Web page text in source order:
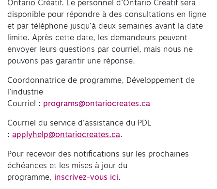
Ontario Créatif. Le personnel d’Ontario Créatif sera
disponible pour répondre à des consultations en ligne
et par téléphone jusqu’à deux semaines avant la date
limite. Après cette date, les demandeurs peuvent
envoyer leurs questions par courriel, mais nous ne
pouvons pas garantir une réponse.
Coordonnatrice de programme, Développement de
l’industrie
Courriel : programs@ontariocreates.ca
Courriel du service d’assistance du PDL
: applyhelp@ontariocreates.ca.
Pour recevoir des notifications sur les prochaines
échéances et les mises à jour du
programme, inscrivez-vous ici.